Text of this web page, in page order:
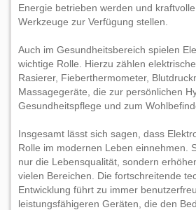
Energie betrieben werden und
Werkzeuge zur Verfügung stellen.
Auch im Gesundheitsbereich spielen
wichtige Rolle. Hierzu zählen
Rasierer, Fieberthermometer,
Massagegeräte, die zur persönlichen
Gesundheitspflege und zum
Insgesamt lässt sich sagen, dass
Rolle im modernen Leben einnehmen.
nur die Lebensqualität, sondern
vielen Bereichen. Die fortschreitende
Entwicklung führt zu immer
leistungsfähigeren Geräten, die den